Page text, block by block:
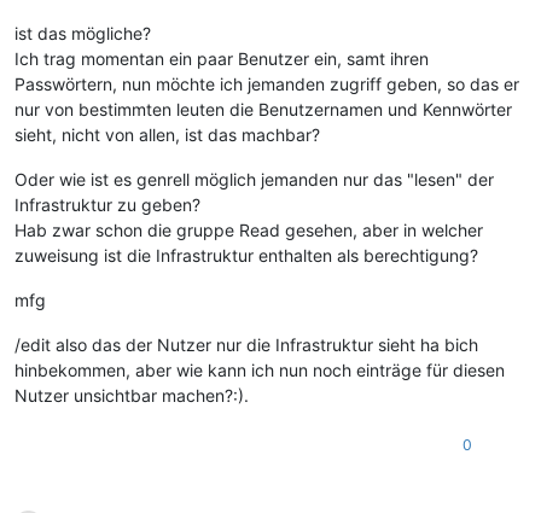
ist das mögliche?
Ich trag momentan ein paar Benutzer ein, samt ihren
Passwörtern, nun möchte ich jemanden zugriff geben, so das er
nur von bestimmten leuten die Benutzernamen und Kennwörter
sieht, nicht von allen, ist das machbar?
Oder wie ist es genrell möglich jemanden nur das "lesen" der
Infrastruktur zu geben?
Hab zwar schon die gruppe Read gesehen, aber in welcher
zuweisung ist die Infrastruktur enthalten als berechtigung?
mfg
/edit also das der Nutzer nur die Infrastruktur sieht ha bich
hinbekommen, aber wie kann ich nun noch einträge für diesen
Nutzer unsichtbar machen?:).
0